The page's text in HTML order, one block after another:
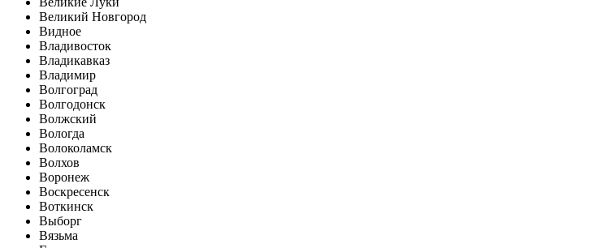
Великий Новгород
Видное
Владивосток
Владикавказ
Владимир
Волгоград
Волгодонск
Волжский
Вологда
Волоколамск
Волхов
Воронеж
Воскресенск
Воткинск
Выборг
Вязьма